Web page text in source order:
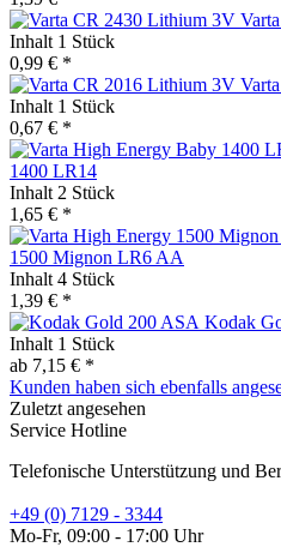
Inhalt 1 Stück
0,99 € *
Inhalt 1 Stück
0,67 € *
1400 LR14
Inhalt 2 Stück
1,65 € *
1500 Mignon LR6 AA
Inhalt 4 Stück
1,39 € *
Kodak
Inhalt 1 Stück
ab 7,15 € *
Kunden haben sich ebenfalls
Zuletzt angesehen
Service Hotline
Telefonische Unterstützung und
+49 (0) 7129 - 3344
Mo-Fr, 09:00 - 17:00 Uhr